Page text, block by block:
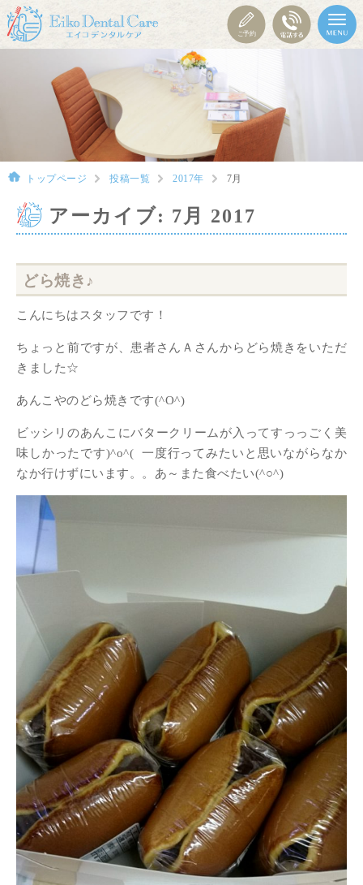
トップページ 投稿一覧 2017年 7月
アーカイブ: 7月 2017
どら焼き♪
こんにちはスタッフです！
ちょっと前ですが、患者さんＡさんからどら焼きをいただ
きました☆
あんこやのどら焼きです(^O^)
ビッシリのあんこにバタークリームが入ってすっっごく美
味しかったです)^o^( 一度行ってみたいと思いながらなか
なか行けずにいます。。あ～また食べたい(^○^)